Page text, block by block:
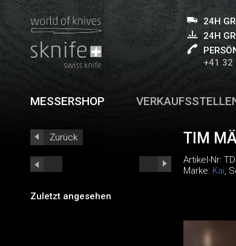
24H
24H
+41 32
MESSERSHOP
Zurück
Zuletzt angesehen
TIM
Artikel-Nr:
Marke: Kai,